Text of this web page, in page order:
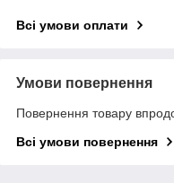
Всі умови оплати
Умови повернення
Повернення товару
Всі умови повернення